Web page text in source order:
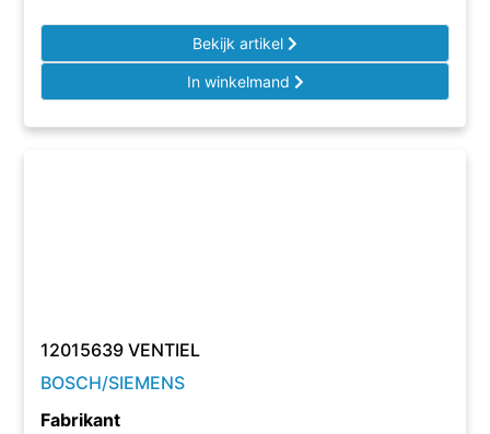
Bekijk artikel
In winkelmand
12015639 VENTIEL
BOSCH/SIEMENS
Fabrikant